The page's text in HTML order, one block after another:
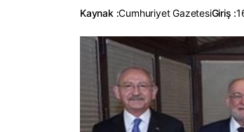
Kaynak :Cumhuriyet GazetesiGiriş :